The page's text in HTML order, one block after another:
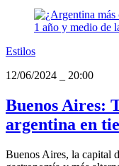
Estilos
12/06/2024
20:00
Buenos Aires:
argentina en
Buenos Aires, la capital